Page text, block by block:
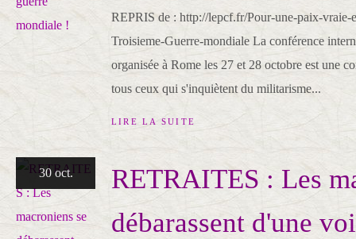
REPRIS de : http://lepcf.fr/Pour-une-paix-vraie-
Troisieme-Guerre-mondiale La conférence
organisée à Rome les 27 et 28 octobre est une
tous ceux qui s'inquiètent du militarisme...
LIRE LA SUITE
30 oct.
RETRAITES : Les
débarassent d'une